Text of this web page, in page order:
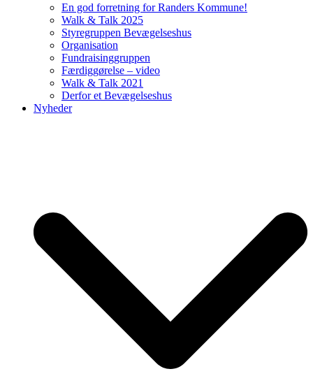
En god forretning for Randers Kommune!
Walk & Talk 2025
Styregruppen Bevægelseshus
Organisation
Fundraisinggruppen
Færdiggørelse – video
Walk & Talk 2021
Derfor et Bevægelseshus
Nyheder